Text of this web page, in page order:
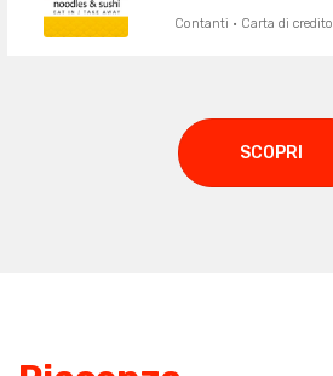
Contanti · Carta di credito
SCOPRI